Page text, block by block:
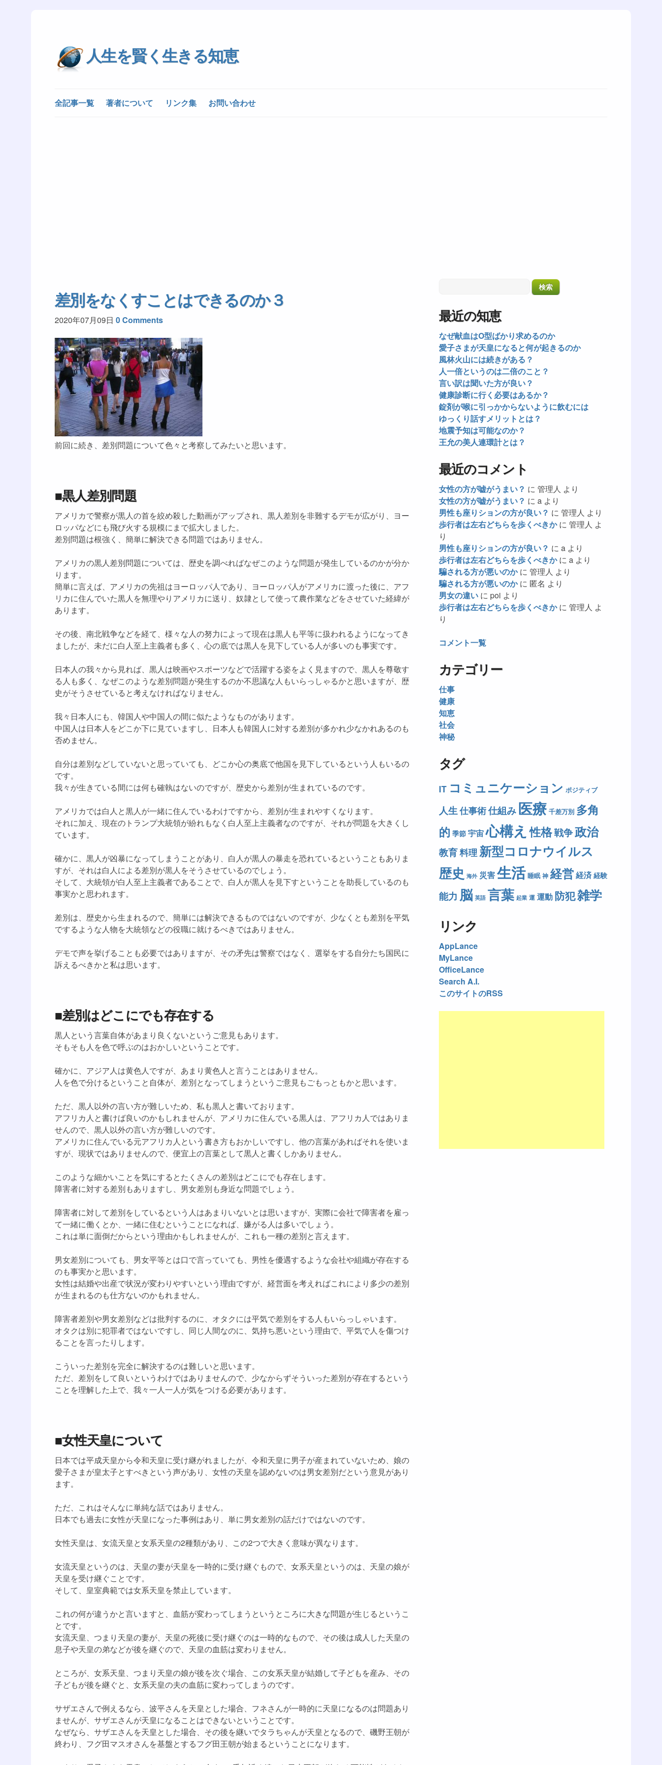
人生を賢く生きる知恵
全記事一覧 著者について リンク集 お問い合わせ
差別をなくすことはできるのか３
2020年07月09日 0 Comments
前回に続き、差別問題について色々と考察してみたいと思います。
■黒人差別問題
アメリカで警察が黒人の首を絞め殺した動画がアップされ、黒人差別を非難するデモが広がり、ヨー
ロッパなどにも飛び火する規模にまで拡大しました。
差別問題は根強く、簡単に解決できる問題ではありません。
アメリカの黒人差別問題については、歴史を調べればなぜこのような問題が発生しているのかが分か
ります。
簡単に言えば、アメリカの先祖はヨーロッパ人であり、ヨーロッパ人がアメリカに渡った後に、アフ
リカに住んでいた黒人を無理やりアメリカに送り、奴隷として使って農作業などをさせていた経緯が
あります。
その後、南北戦争などを経て、様々な人の努力によって現在は黒人も平等に扱われるようになってき
ましたが、未だに白人至上主義者も多く、心の底では黒人を見下している人が多いのも事実です。
日本人の我々から見れば、黒人は映画やスポーツなどで活躍する姿をよく見ますので、黒人を尊敬す
る人も多く、なぜこのような差別問題が発生するのか不思議な人もいらっしゃるかと思いますが、歴
史がそうさせていると考えなければなりません。
我々日本人にも、韓国人や中国人の間に似たようなものがあります。
中国人は日本人をどこか下に見ていますし、日本人も韓国人に対する差別が多かれ少なかれあるのも
否めません。
自分は差別などしていないと思っていても、どこか心の奥底で他国を見下しているという人もいるの
です。
我々が生きている間には何も確執はないのですが、歴史から差別が生まれているのです。
アメリカでは白人と黒人が一緒に住んでいるわけですから、差別が生まれやすくなります。
それに加え、現在のトランプ大統領が紛れもなく白人至上主義者なのですが、それが問題を大きくし
ています。
確かに、黒人が凶暴になってしまうことがあり、白人が黒人の暴走を恐れているということもありま
すが、それは白人による差別が黒人をそうさせているのでしょう。
そして、大統領が白人至上主義者であることで、白人が黒人を見下すということを助長しているのも
事実かと思われます。
差別は、歴史から生まれるので、簡単には解決できるものではないのですが、少なくとも差別を平気
でするような人物を大統領などの役職に就けるべきではありません。
デモで声を挙げることも必要ではありますが、その矛先は警察ではなく、選挙をする自分たち国民に
訴えるべきかと私は思います。
■差別はどこにでも存在する
黒人という言葉自体があまり良くないというご意見もあります。
そもそも人を色で呼ぶのはおかしいということです。
確かに、アジア人は黄色人ですが、あまり黄色人と言うことはありません。
人を色で分けるということ自体が、差別となってしまうというご意見もごもっともかと思います。
ただ、黒人以外の言い方が難しいため、私も黒人と書いております。
アフリカ人と書けば良いのかもしれませんが、アメリカに住んでいる黒人は、アフリカ人ではありま
せんので、黒人以外の言い方が難しいのです。
アメリカに住んでいる元アフリカ人という書き方もおかしいですし、他の言葉があればそれを使いま
すが、現状ではありませんので、便宜上の言葉として黒人と書くしかありません。
このような細かいことを気にするとたくさんの差別はどこにでも存在します。
障害者に対する差別もありますし、男女差別も身近な問題でしょう。
障害者に対して差別をしているという人はあまりいないとは思いますが、実際に会社で障害者を雇っ
て一緒に働くとか、一緒に住むということになれば、嫌がる人は多いでしょう。
これは単に面倒だからという理由かもしれませんが、これも一種の差別と言えます。
男女差別についても、男女平等とは口で言っていても、男性を優遇するような会社や組織が存在する
のも事実かと思います。
女性は結婚や出産で状況が変わりやすいという理由ですが、経営面を考えればこれにより多少の差別
が生まれるのも仕方ないのかもれません。
障害者差別や男女差別などは批判するのに、オタクには平気で差別をする人もいらっしゃいます。
オタクは別に犯罪者ではないですし、同じ人間なのに、気持ち悪いという理由で、平気で人を傷つけ
ることを言ったりします。
こういった差別を完全に解決するのは難しいと思います。
ただ、差別をして良いというわけではありませんので、少なからずそういった差別が存在するという
ことを理解した上で、我々一人一人が気をつける必要があります。
■女性天皇について
日本では平成天皇から令和天皇に受け継がれましたが、令和天皇に男子が産まれていないため、娘の
愛子さまが皇太子とすべきという声があり、女性の天皇を認めないのは男女差別だという意見があり
ます。
ただ、これはそんなに単純な話ではありません。
日本でも過去に女性が天皇になった事例はあり、単に男女差別の話だけではないのです。
女性天皇は、女流天皇と女系天皇の2種類があり、この2つで大きく意味が異なります。
女流天皇というのは、天皇の妻が天皇を一時的に受け継ぐもので、女系天皇というのは、天皇の娘が
天皇を受け継ぐことです。
そして、皇室典範では女系天皇を禁止しています。
これの何が違うかと言いますと、血筋が変わってしまうというところに大きな問題が生じるというこ
とです。
女流天皇、つまり天皇の妻が、天皇の死後に受け継ぐのは一時的なもので、その後は成人した天皇の
息子や天皇の弟などが後を継ぐので、天皇の血筋は変わりません。
ところが、女系天皇、つまり天皇の娘が後を次ぐ場合、この女系天皇が結婚して子どもを産み、その
子どもが後を継ぐと、女系天皇の夫の血筋に変わってしまうのです。
サザエさんで例えるなら、波平さんを天皇とした場合、フネさんが一時的に天皇になるのは問題あり
ませんが、サザエさんが天皇になることはできないということです。
なぜなら、サザエさんを天皇とした場合、その後を継いでタラちゃんが天皇となるので、磯野王朝が
終わり、フグ田マスオさんを基盤とするフグ田王朝が始まるということになります。
最近の知恵
なぜ献血はO型ばかり求めるのか
愛子さまが天皇になると何が起きるのか
風林火山には続きがある？
人一倍というのは二倍のこと？
言い訳は聞いた方が良い？
健康診断に行く必要はあるか？
錠剤が喉に引っかからないように飲むには
ゆっくり話すメリットとは？
地震予知は可能なのか？
王允の美人連環計とは？
最近のコメント
女性の方が嘘がうまい？ に 管理人 より
女性の方が嘘がうまい？ に a より
男性も座りションの方が良い？ に 管理人 より
歩行者は左右どちらを歩くべきかに 管理人 よ
り
男性も座りションの方が良い？ に a より
歩行者は左右どちらを歩くべきかに a より
騙される方が悪いのかに 管理人 より
騙される方が悪いのかに 匿名 より
男女の違い に poi より
歩行者は左右どちらを歩くべきかに 管理人 よ
り
コメント一覧
カテゴリー
仕事
健康
知恵
社会
神秘
タグ
IT コミュニケーション ポジティブ
人生仕事術仕組み医療 千差万別 多角
的 季節 宇宙心構え 性格戦争政治
教育料理 新型コロナウイルス
歴史 海外 災害生活 睡眠 神 経営経済 経験
能力 脳 英語 言葉 起業 運 運動 防犯雑学
リンク
AppLance
MyLance
OfficeLance
Search A.I.
このサイトのRSS